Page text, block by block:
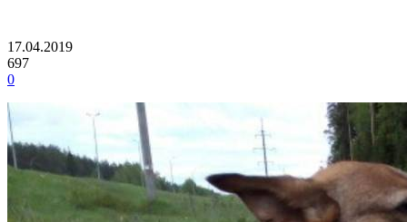
17.04.2019
697
0